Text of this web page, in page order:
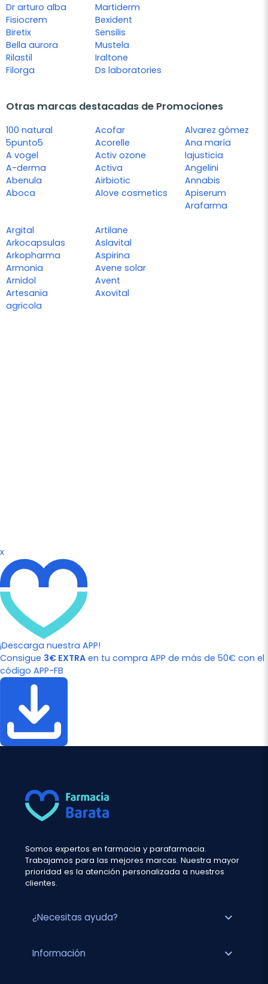
Dr arturo alba
Fisiocrem
Biretix
Bella aurora
Rilastil
Filorga
Martiderm
Bexident
Sensilis
Mustela
Iraltone
Ds laboratories
Otras marcas destacadas de Promociones
100 natural
5punto5
A vogel
A-derma
Abenula
Aboca
Acofar
Acorelle
Activ ozone
Activa
Airbiotic
Alove cosmetics
Alvarez gómez
Ana maría
lajusticia
Angelini
Annabis
Apiserum
Arafarma
Argital
Arkocapsulas
Arkopharma
Armonia
Arnidol
Artesania
agricola
Artilane
Aslavital
Aspirina
Avene solar
Avent
Axovital
x
¡Descarga nuestra APP!
Consigue 3€ EXTRA en tu compra APP de más de 50€ con el
código APP-FB
Somos expertos en farmacia y parafarmacia.
Trabajamos para las mejores marcas. Nuestra mayor
prioridad es la atención personalizada a nuestros
clientes.
¿Necesitas ayuda? expand_more
Información expand_more